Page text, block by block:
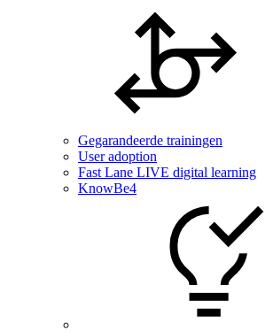
Gegarandeerde trainingen
User adoption
Fast Lane LIVE digital learning
KnowBe4